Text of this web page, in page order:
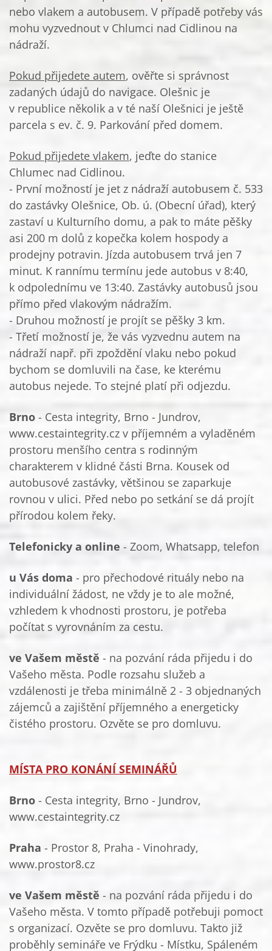
nebo vlakem a autobusem. V případě potřeby vás
mohu vyzvednout v Chlumci nad Cidlinou na
nádraží.
Pokud přijedete autem, ověřte si správnost
zadaných údajů do navigace. Olešnic je
v republice několik a v té naší Olešnici je ještě
parcela s ev. č. 9. Parkování před domem.
Pokud přijedete vlakem, jeďte do stanice
Chlumec nad Cidlinou.
- První možností je jet z nádraží autobusem č. 533
do zastávky Olešnice, Ob. ú. (Obecní úřad), který
zastaví u Kulturního domu, a pak to máte pěšky
asi 200 m dolů z kopečka kolem hospody a
prodejny potravin. Jízda autobusem trvá jen 7
minut. K rannímu termínu jede autobus v 8:40,
k odpolednímu ve 13:40. Zastávky autobusů jsou
přímo před vlakovým nádražím.
- Druhou možností je projít se pěšky 3 km.
- Třetí možností je, že vás vyzvednu autem na
nádraží např. při zpoždění vlaku nebo pokud
bychom se domluvili na čase, ke kterému
autobus nejede. To stejné platí při odjezdu.
Brno - Cesta integrity, Brno - Jundrov,
www.cestaintegrity.cz v příjemném a vyladěném
prostoru menšího centra s rodinným
charakterem v klidné části Brna. Kousek od
autobusové zastávky, většinou se zaparkuje
rovnou v ulici. Před nebo po setkání se dá projít
přírodou kolem řeky.
Telefonicky a online - Zoom, Whatsapp, telefon
u Vás doma - pro přechodové rituály nebo na
individuální žádost, ne vždy je to ale možné,
vzhledem k vhodnosti prostoru, je potřeba
počítat s vyrovnáním za cestu.
ve Vašem městě - na pozvání ráda přijedu i do
Vašeho města. Podle rozsahu služeb a
vzdálenosti je třeba minimálně 2 - 3 objednaných
zájemců a zajištění příjemného a energeticky
čistého prostoru. Ozvěte se pro domluvu.
MÍSTA PRO KONÁNÍ SEMINÁŘŮ
Brno - Cesta integrity, Brno - Jundrov,
www.cestaintegrity.cz
Praha - Prostor 8, Praha - Vinohrady,
www.prostor8.cz
ve Vašem městě - na pozvání ráda přijedu i do
Vašeho města. V tomto případě potřebuji pomoct
s organizací. Ozvěte se pro domluvu. Takto již
proběhly semináře ve Frýdku - Místku, Spáleném